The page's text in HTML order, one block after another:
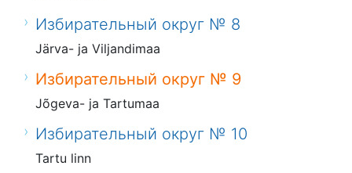
Избирательный округ № 8
Järva- ja Viljandimaa
Избирательный округ № 9
Jõgeva- ja Tartumaa
Избирательный округ № 10
Tartu linn